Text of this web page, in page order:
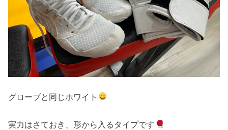
グローブと同じホワイト
実力はさておき、形から入るタイプです